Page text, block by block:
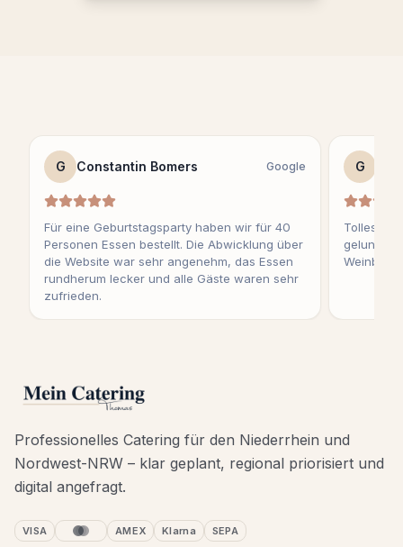
G Constantin Bomers Google
Für eine Geburtstagsparty haben wir für 40
Personen Essen bestellt. Die Abwicklung über
die Website war sehr angenehm, das Essen
rundherum lecker und alle Gäste waren sehr
zufrieden.
G
Tolles
Professionelles Catering für den Niederrhein und
Nordwest-NRW – klar geplant, regional priorisiert und
digital angefragt.
VISA AMEX Klarna SEPA